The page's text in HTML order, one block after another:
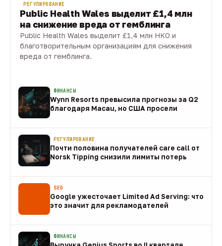
РЕГУЛИРОВАНИЕ
Public Health Wales выделит £1,4 млн
на снижение вреда от гемблинга
Public Health Wales выделит £1,4 млн НКО и
благотворительным организациям для снижения
вреда от гемблинга.
ФИНАНСЫ
Wynn Resorts превысила прогнозы за Q2
благодаря Macau, но США просели
РЕГУЛИРОВАНИЕ
Почти половина получателей care call от
Norsk Tipping снизили лимиты потерь
SEO
Google ужесточает Limited Ad Serving: что
это значит для рекламодателей
ФИНАНСЫ